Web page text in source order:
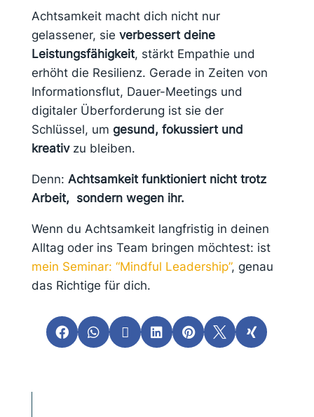
Achtsamkeit macht dich nicht nur
gelassener, sie verbessert deine
Leistungsfähigkeit, stärkt Empathie und
erhöht die Resilienz. Gerade in Zeiten von
Informationsflut, Dauer-Meetings und
digitaler Überforderung ist sie der
Schlüssel, um gesund, fokussiert und
kreativzu bleiben.
Denn: Achtsamkeit funktioniert nicht trotz
Arbeit, sondern wegen ihr.
Wenn du Achtsamkeit langfristig in deinen
Alltag oder ins Team bringen möchtest: ist
mein Seminar: “Mindful Leadership”, genau
das Richtige für dich.
      